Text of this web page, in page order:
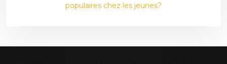
populaires chez les jeunes?